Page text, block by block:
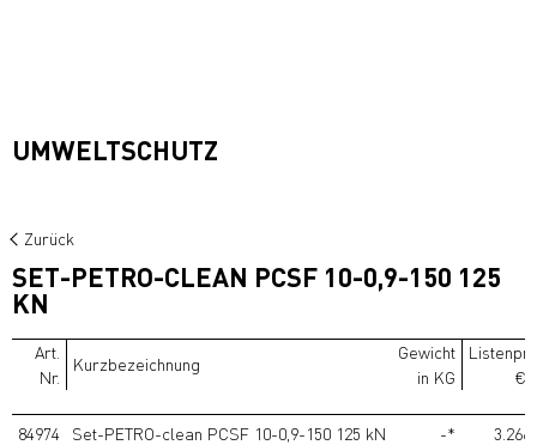
UMWELTSCHUTZ
Zurück
SET-PETRO-CLEAN PCSF 10-0,9-150 125
KN
Art.
Nr.
Kurzbezeichnung
Gewicht
in KG
€/
84974 Set-PETRO-clean PCSF 10-0,9-150 125 kN -*